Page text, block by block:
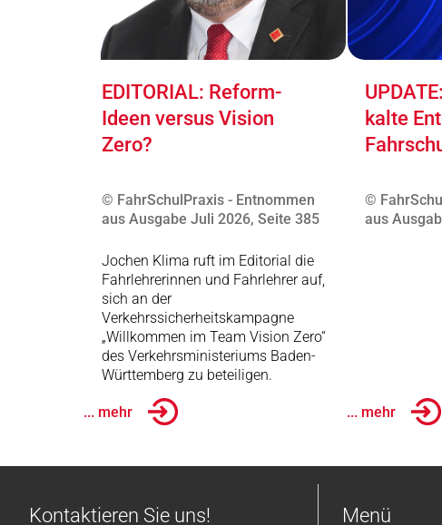
EDITORIAL: Reform-
Ideen versus Vision
Zero?
© FahrSchulPraxis - Entnommen
aus Ausgabe Juli 2026, Seite 385
Jochen Klima ruft im Editorial die
Fahrlehrerinnen und Fahrlehrer auf,
sich an der
Verkehrssicherheitskampagne
„Willkommen im Team Vision Zero“
des Verkehrsministeriums Baden-
Württemberg zu beteiligen.
... mehr
kalte
©
aus
... mehr
Kontaktieren Sie uns! Menü